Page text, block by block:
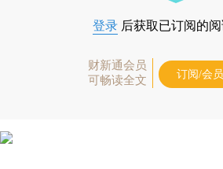
登录 后获取已订阅的
财新通会员
可畅读全文
订阅/会